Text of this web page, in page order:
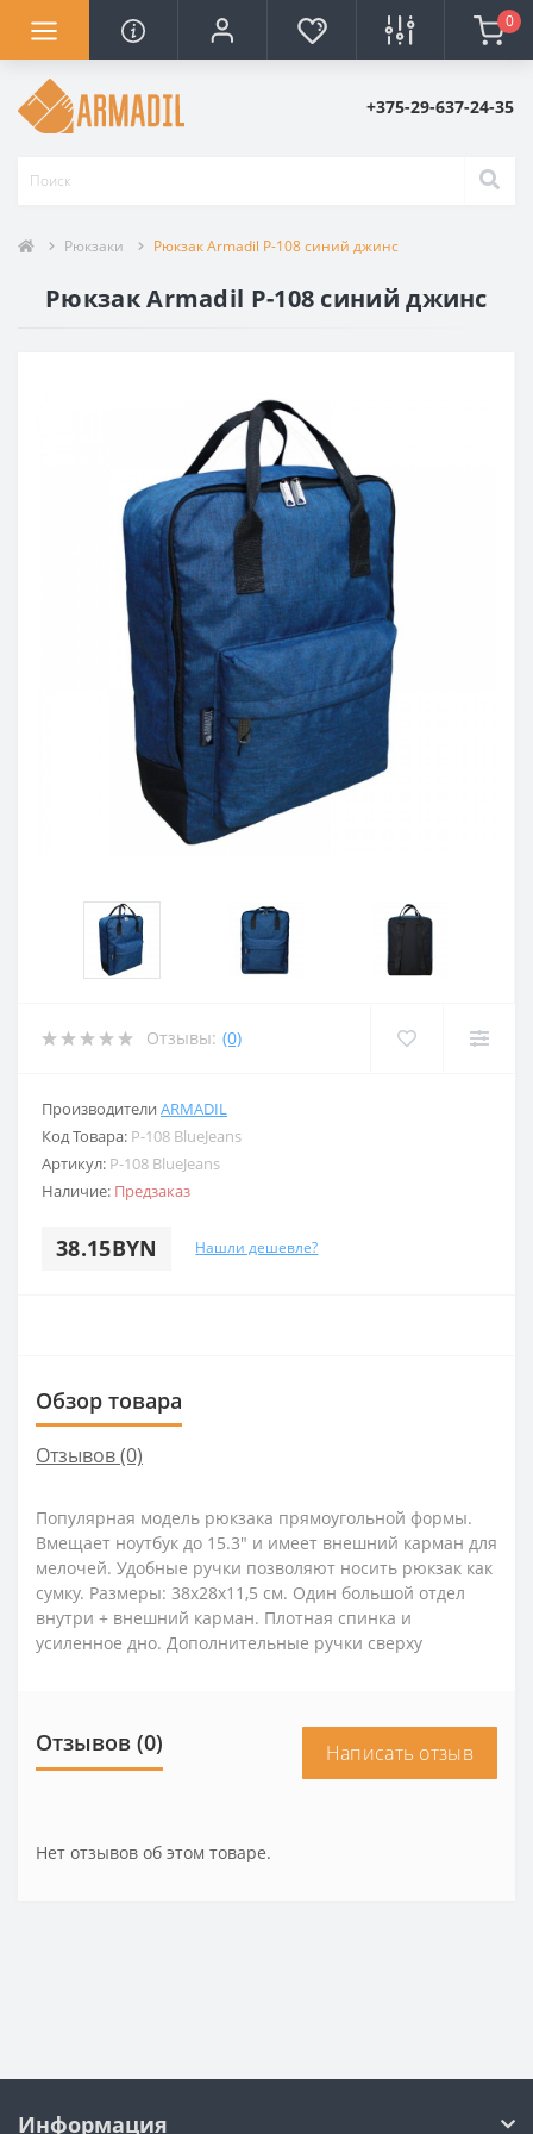
0
+375-29-637-24-35
Рюкзаки Рюкзак Armadil P-108 синий джинс
Рюкзак Armadil P-108 синий джинс
Отзывы: (0)
Производители ARMADIL
Код Товара: P-108 BlueJeans
Артикул: P-108 BlueJeans
Наличие: Предзаказ
38.15BYN Нашли дешевле?
Обзор товара
Отзывов (0)
Популярная модель рюкзака прямоугольной формы.
Вмещает ноутбук до 15.3" и имеет внешний карман для
мелочей. Удобные ручки позволяют носить рюкзак как
сумку. Размеры: 38х28х11,5 см. Один большой отдел
внутри + внешний карман. Плотная спинка и
усиленное дно. Дополнительные ручки сверху
Отзывов (0) Написать отзыв
Нет отзывов об этом товаре.
Информация